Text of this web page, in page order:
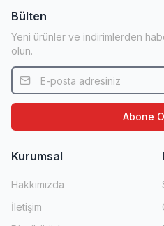
Bülten
Yeni ürünler ve indirimlerden
olun.
Abone
Kurumsal
Hakkımızda
İletişim